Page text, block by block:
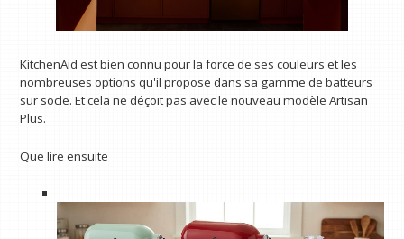
KitchenAid est bien connu pour la force de ses couleurs et les
nombreuses options qu'il propose dans sa gamme de batteurs
sur socle. Et cela ne déçoit pas avec le nouveau modèle Artisan
Plus.
Que lire ensuite